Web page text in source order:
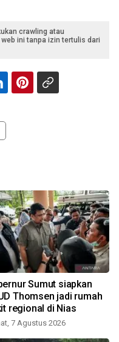
crawling atau
ini tanpa izin tertulis dari
Sumut siapkan
Thomsen jadi rumah
regional di Nias
7 Agustus 2026